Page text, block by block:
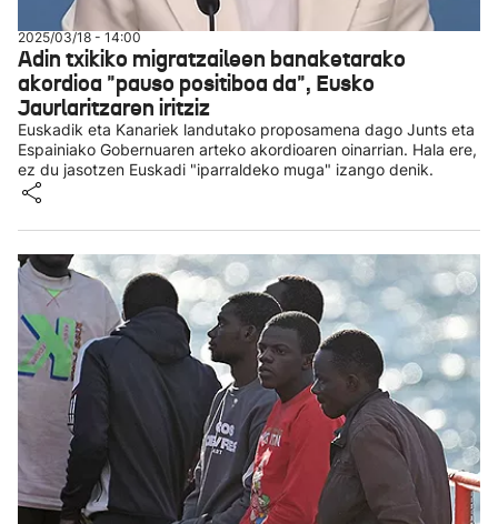
2025/03/18 - 14:00
Adin txikiko migratzaileen banaketarako
akordioa "pauso positiboa da", Eusko
Jaurlaritzaren iritziz
Euskadik eta Kanariek landutako proposamena dago Junts eta
Espainiako Gobernuaren arteko akordioaren oinarrian. Hala ere,
ez du jasotzen Euskadi "iparraldeko muga" izango denik.